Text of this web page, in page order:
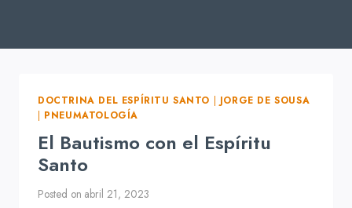
DOCTRINA DEL ESPÍRITU SANTO | JORGE DE SOUSA
| PNEUMATOLOGÍA
El Bautismo con el Espíritu
Santo
Posted on abril 21, 2023